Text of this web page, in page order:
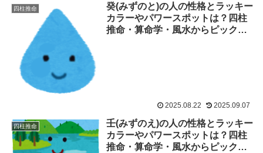
四柱推命
癸(みずのと)の人の性格とラッキー
カラーやパワースポットは？四柱
推命・算命学・風水からピックア
2025.08.22 2025.09.07
四柱推命
壬(みずのえ)の人の性格とラッキー
カラーやパワースポットは？四柱
推命・算命学・風水からピックア